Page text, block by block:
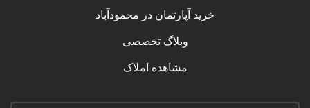
خرید آپارتمان در محمودآباد
وبلاگ تخصصی
مشاهده املاک